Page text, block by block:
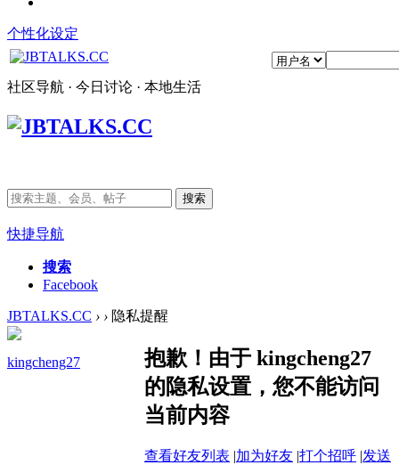
个性化设定
社区导航 · 今日讨论 · 本地生活
搜索
快捷导航
搜索
Facebook
JBTALKS.CC › › 隐私提醒
kingcheng27
抱歉！由于 kingcheng27
的隐私设置，您不能访问
当前内容
查看好友列表 |加为好友 |打个招呼 |发送